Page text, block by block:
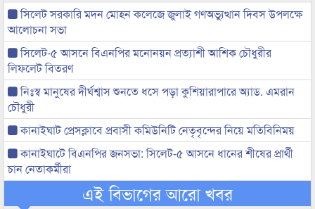
সিলেট সরকারি মদন মোহন কলেজে জুলাই গণঅভ্যুত্থান দিবস উপলক্ষে
আলোচনা সভা
সিলেট-৫ আসনে বিএনপির মনোনয়ন প্রত্যাশী আশিক চৌধুরীর
লিফলেট বিতরণ
নিঃস্ব মানুষের দীর্ঘশ্বাস শুনতে ধসে পড়া কুশিয়ারাপারে অ্যাড. এমরান
চৌধুরী
কানাইঘাট প্রেসক্লাবে প্রবাসী কমিউনিটি নেতৃবৃন্দের নিয়ে মতিবিনিময়
কানাইঘাটে বিএনপির জনসভা: সিলেট-৫ আসনে ধানের শীষের প্রার্থী
চান নেতাকর্মীরা
এই বিভাগের আরো খবর